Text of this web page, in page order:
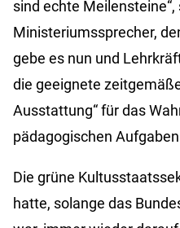
sind echte Meilensteine“,
Ministeriumssprecher,
gebe es nun und
die geeignete
Ausstattung“ für das
pädagogischen
Die grüne
hatte, solange das